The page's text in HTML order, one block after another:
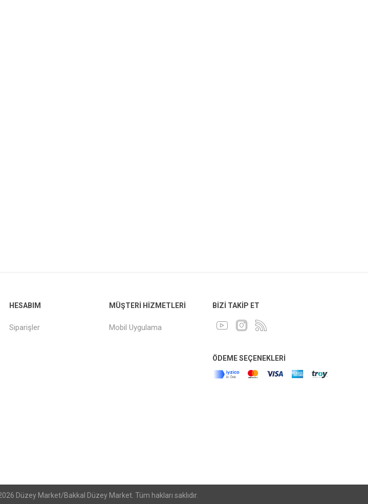
HESABIM
Siparişler
MÜŞTERI HIZMETLERI
Mobil Uygulama
BIZI TAKIP ET
ÖDEME SEÇENEKLERI
Düzey Market/Bakkal Düzey Market. Tüm hakları saklıdır.